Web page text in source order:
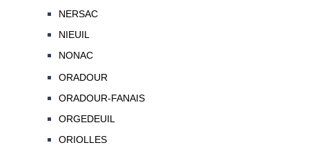
NERSAC
NIEUIL
NONAC
ORADOUR
ORADOUR-FANAIS
ORGEDEUIL
ORIOLLES